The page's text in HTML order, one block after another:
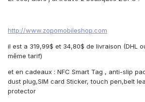
http://www.zopomobileshop.com
il est a 319,99$ et 34,80$ de livraison (DHL
même tarif)
et en cadeaux : NFC Smart Tag , anti-slip
dust plug,SIM card Sticker, touch pen,belt
protector